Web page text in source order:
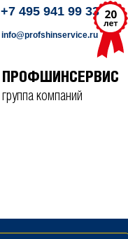
+7 495 941 99 33
info@profshinservice.ru
ПРОФШИНСЕРВИС
группа компаний